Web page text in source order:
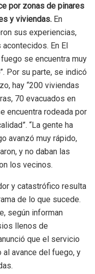
por zonas de pinares
y viviendas. En
sus experiencias,
En El
se encuentra muy
Por su parte, se indicó
hay “200 viviendas
70 evacuados en
encuentra rodeada por
“La gente ha
avanzó muy rápido,
y no daban las
los vecinos.
y catastrófico resulta
de lo que sucede.
según informan
llenos de
que el servicio
avance del fuego, y